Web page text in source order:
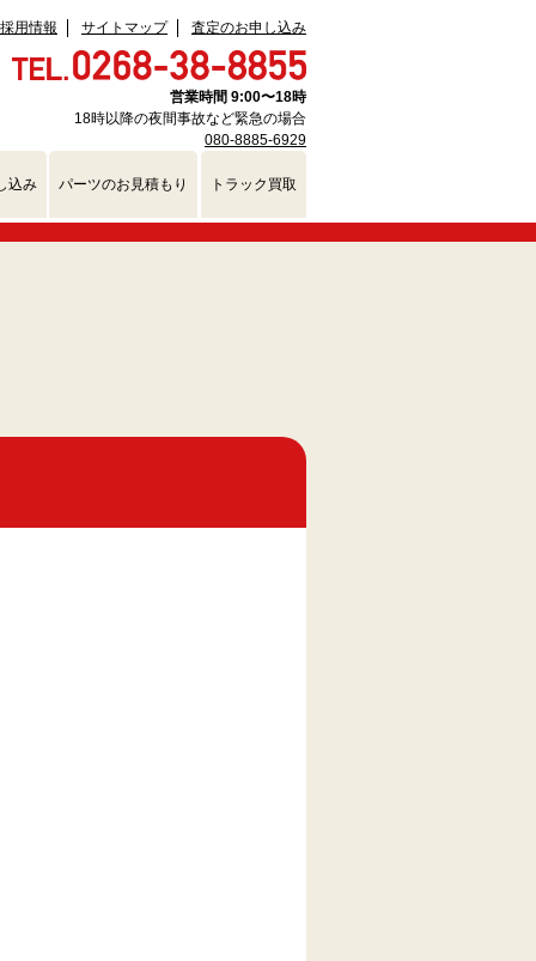
営業時間 9:00〜18時
18時以降の夜間事故など緊急の場合
080-8885-6929
込み パーツのお見積もり トラック買取
採用情報 サイトマップ 査定のお申し込み